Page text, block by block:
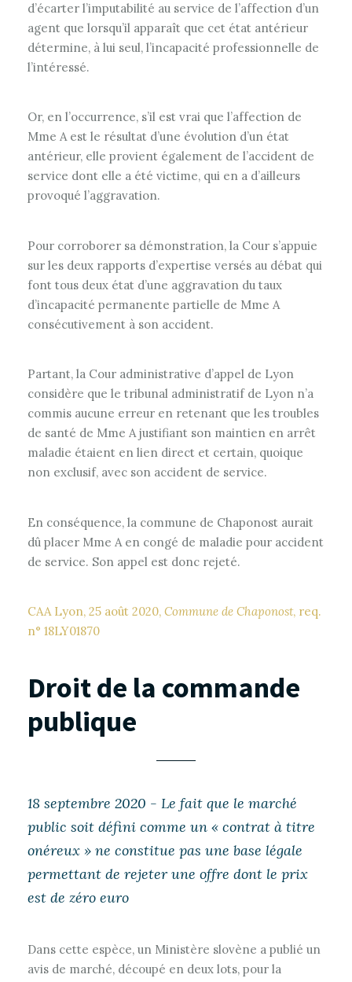
d’écarter l’imputabilité au service de l’affection d’un
agent que lorsqu’il apparaît que cet état antérieur
détermine, à lui seul, l’incapacité professionnelle de
l’intéressé.
Or, en l’occurrence, s’il est vrai que l’affection de
Mme A est le résultat d’une évolution d’un état
antérieur, elle provient également de l’accident de
service dont elle a été victime, qui en a d’ailleurs
provoqué l’aggravation.
Pour corroborer sa démonstration, la Cour s’appuie
sur les deux rapports d’expertise versés au débat qui
font tous deux état d’une aggravation du taux
d’incapacité permanente partielle de Mme A
consécutivement à son accident.
Partant, la Cour administrative d’appel de Lyon
considère que le tribunal administratif de Lyon n’a
commis aucune erreur en retenant que les troubles
de santé de Mme A justifiant son maintien en arrêt
maladie étaient en lien direct et certain, quoique
non exclusif, avec son accident de service.
En conséquence, la commune de Chaponost aurait
dû placer Mme A en congé de maladie pour accident
de service. Son appel est donc rejeté.
CAA Lyon, 25 août 2020, Commune de Chaponost, req.
n° 18LY01870
Droit de la commande
publique
18 septembre 2020 - Le fait que le marché
public soit défini comme un « contrat à titre
onéreux » ne constitue pas une base légale
permettant de rejeter une offre dont le prix
est de zéro euro
Dans cette espèce, un Ministère slovène a publié un
avis de marché, découpé en deux lots, pour la